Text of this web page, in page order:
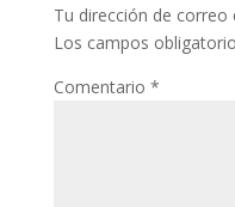
Tu dirección de correo
Los campos
Comentario *